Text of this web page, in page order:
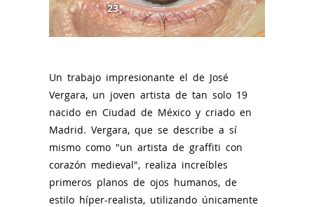
23
Un trabajo impresionante el de José
Vergara, un joven artista de tan solo 19
nacido en Ciudad de México y criado en
Madrid. Vergara, que se describe a sí
mismo como "un artista de graffiti con
corazón medieval", realiza increíbles
primeros planos de ojos humanos, de
estilo híper-realista, utilizando únicamente